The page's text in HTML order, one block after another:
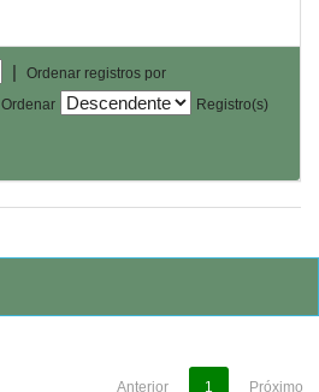
|
Ordenar registros por
Ordenar
Registro(s)
Anterior 1 Próximo